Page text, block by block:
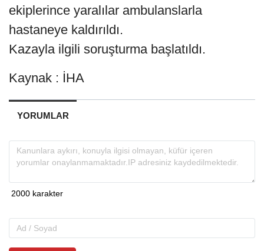
ekiplerince yaralılar ambulanslarla
hastaneye kaldırıldı.
Kazayla ilgili soruşturma başlatıldı.
Kaynak : İHA
YORUMLAR